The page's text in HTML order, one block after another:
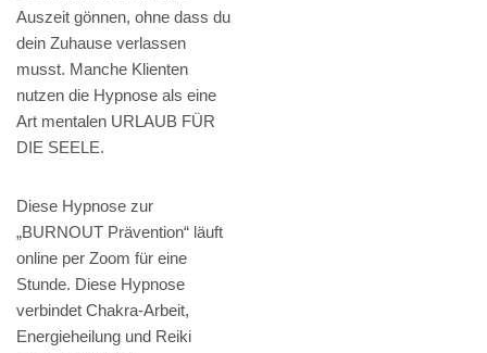
Auszeit gönnen, ohne dass du
dein Zuhause verlassen
musst. Manche Klienten
nutzen die Hypnose als eine
Art mentalen URLAUB FÜR
DIE SEELE.
Diese Hypnose zur
„BURNOUT Prävention“ läuft
online per Zoom für eine
Stunde. Diese Hypnose
verbindet Chakra-Arbeit,
Energieheilung und Reiki